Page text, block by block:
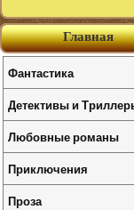
Главная
Фантастика
Детективы и
Любовные романы
Приключения
Проза